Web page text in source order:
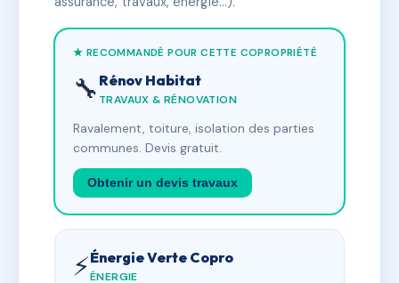
★ RECOMMANDÉ POUR CETTE COPROPRIÉTÉ
🔧 Rénov Habitat
TRAVAUX & RÉNOVATION
Ravalement, toiture, isolation des parties
communes. Devis gratuit.
Obtenir un devis travaux
⚡Énergie Verte Copro
ÉNERGIE